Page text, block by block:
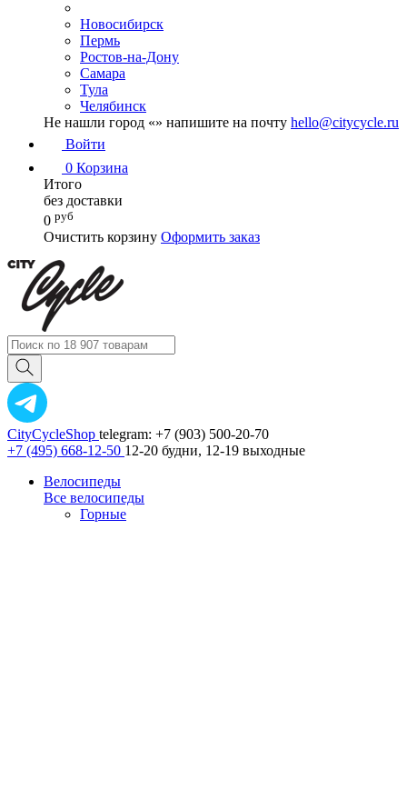
Новосибирск
Пермь
Ростов-на-Дону
Самара
Тула
Челябинск
Не нашли город «» напишите на почту hello@citycycle.ru
Войти
0 Корзина
Итого
без доставки
0 руб
Очистить корзину Оформить заказ
CityCycleShop telegram: +7 (903) 500-20-70
+7 (495) 668-12-50 12-20 будни, 12-19 выходные
Велосипеды
Все велосипеды
Горные